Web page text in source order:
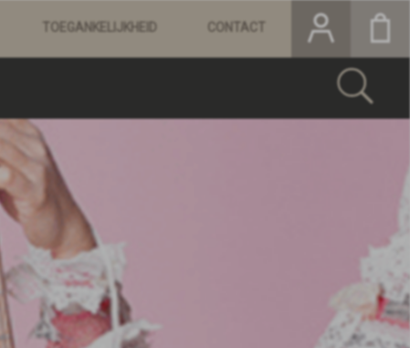
CONTACT
TOEGANKELIJKHEID